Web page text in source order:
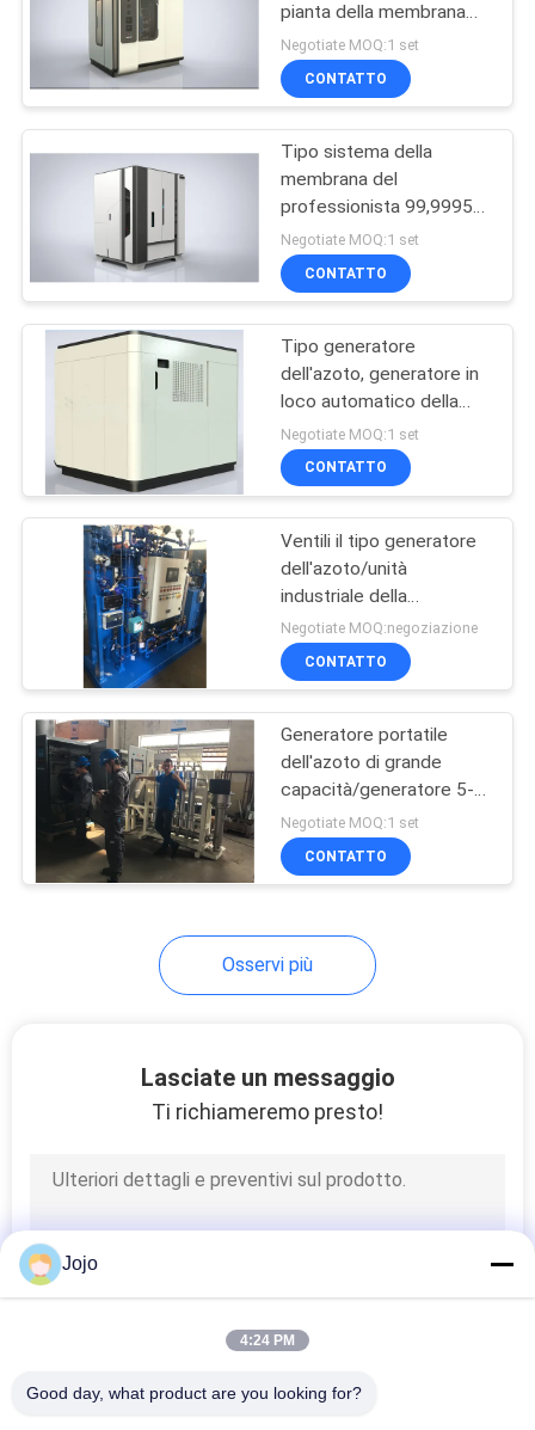
INFORMATIVA
SULLA
PRIVACY
pianta della membrana
del generatore dell'azoto
Negotiate MOQ:1 set
CONTATTO
Tipo sistema della
membrana del
professionista 99,9995%
del pacchetto del
generatore dell'azoto
Negotiate MOQ:1 set
CONTATTO
Tipo generatore
dell'azoto, generatore in
loco automatico della
membrana dell'OEM
dell'azoto
Negotiate MOQ:1 set
CONTATTO
Ventili il tipo generatore
dell'azoto/unità
industriale della
membrana della
membrana dell'azoto
Negotiate MOQ:negoziazione
CONTATTO
Generatore portatile
dell'azoto di grande
capacità/generatore 5-
5000 Nm3/H azoto
liquido
Negotiate MOQ:1 set
CONTATTO
Osservi più
Lasciate un messaggio
Ti richiameremo presto!
Jojo
4:24 PM
Good day, what product are you looking for?